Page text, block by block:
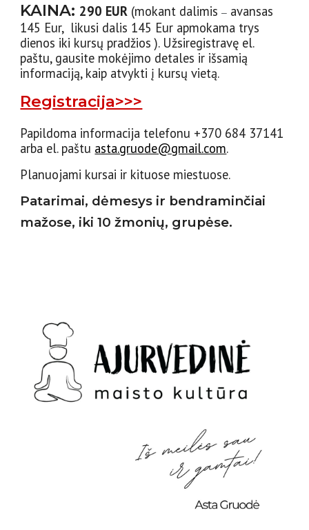
KAINA: 290 EUR (mokant dalimis – avansas
145 Eur, likusi dalis 145 Eur apmokama trys
dienos iki kursų pradžios ). Užsiregistravę el.
paštu, gausite mokėjimo detales ir išsamią
informaciją, kaip atvykti į kursų vietą.
Registracija>>>
Papildoma informacija telefonu +370 684 37141
arba el. paštu asta.gruode@gmail.com.
Planuojami kursai ir kituose miestuose.
Patarimai, dėmesys ir bendraminčiai
mažose, iki10 žmonių, grupėse.